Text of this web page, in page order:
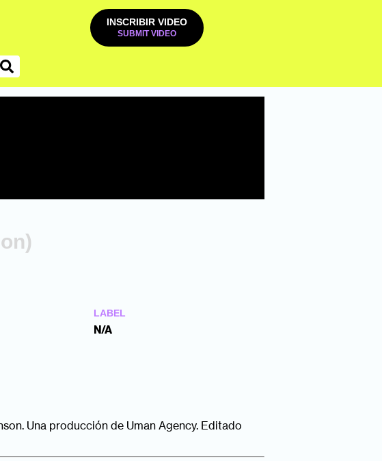
INSCRIBIR VIDEO
LABEL
N/A
Una producción de Uman Agency. Editado